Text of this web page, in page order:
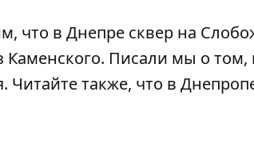
что в Днепре сквер на
Каменского. Писали мы о том,
. Читайте также, что в